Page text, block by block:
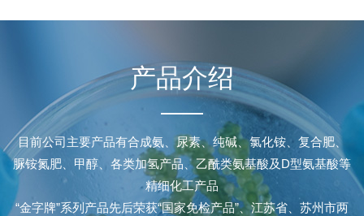
产品介绍
目前公司主要产品有合成氨、尿素、纯碱、氯化铵、复合肥、
脲铵氮肥、甲醇、各类加氢产品、乙酰类氨基酸及D型氨基酸等
精细化工产品
“金字牌”系列产品先后荣获“国家免检产品”、江苏省、苏州市两